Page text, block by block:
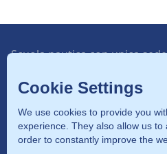
Scuola nautica con unica
Provincia di Roma.
Home
Cookie Settings
We use cookies to provide you
experience. They also allow us to
order to constantly improve the